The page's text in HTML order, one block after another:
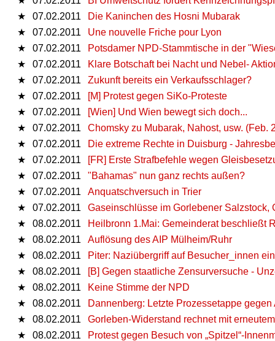
★
07.02.2011
Die Kaninchen des Hosni Mubarak
★
07.02.2011
Une nouvelle Friche pour Lyon
★
07.02.2011
Potsdamer NPD-Stammtische in der
★
07.02.2011
Klare Botschaft bei Nacht und Nebel-
★
07.02.2011
Zukunft bereits ein Verkaufsschlager?
★
07.02.2011
[M] Protest gegen SiKo-Proteste
★
07.02.2011
[Wien] Und Wien bewegt sich doch...
★
07.02.2011
Chomsky zu Mubarak, Nahost, usw. (Feb.
★
07.02.2011
Die extreme Rechte in Duisburg -
★
07.02.2011
[FR] Erste Strafbefehle wegen
★
07.02.2011
"Bahamas" nun ganz rechts außen?
★
07.02.2011
Anquatschversuch in Trier
★
07.02.2011
Gaseinschlüsse im Gorlebener Salzstock,
★
08.02.2011
Heilbronn 1.Mai: Gemeinderat beschließt
★
08.02.2011
Auflösung des AIP Mülheim/Ruhr
★
08.02.2011
Piter: Naziübergriff auf Besucher_innen
★
08.02.2011
[B] Gegen staatliche Zensurversuche -
★
08.02.2011
Keine Stimme der NPD
★
08.02.2011
Dannenberg: Letzte Prozessetappe
★
08.02.2011
Gorleben-Widerstand rechnet mit
★
08.02.2011
Protest gegen Besuch von „Spitzel“-